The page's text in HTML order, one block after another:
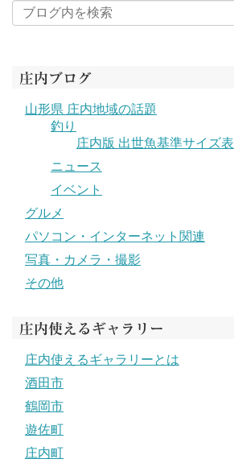
庄内ブログ
山形県 庄内地域の話題
釣り
庄内版 出世魚基準サイズ表
ニュース
イベント
グルメ
パソコン・インターネット関連
写真・カメラ・撮影
その他
庄内使えるギャラリー
庄内使えるギャラリーとは
酒田市
鶴岡市
遊佐町
庄内町